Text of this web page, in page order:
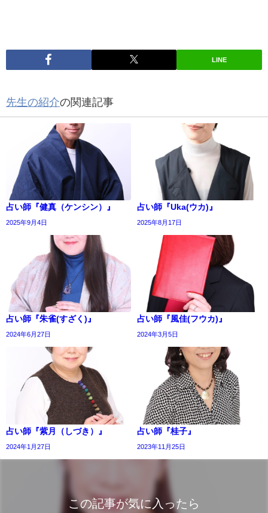
LINE
先生の紹介の関連記事
占い師『健真（ケンシン）』
2025年9月4日
占い師『Uka(ウカ)』
2025年8月17日
占い師『朱雀(すざく)』
2024年6月27日
占い師『風佳(フウカ)』
2024年3月5日
占い師『紫月（しづき）』
2024年1月27日
占い師『桂子』
2023年11月25日
この記事が気に入ったら